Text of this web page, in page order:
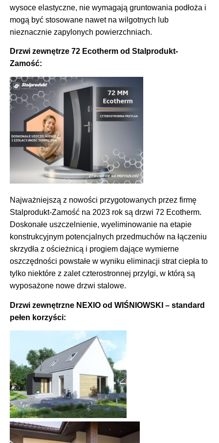
wysoce elastyczne, nie wymagają gruntowania podłoża i
mogą być stosowane nawet na wilgotnych lub
nieznacznie zapylonych powierzchniach.
Drzwi zewnętrze 72 Ecotherm od Stalprodukt-
Zamość:
Najważniejszą z nowości przygotowanych przez firmę
Stalprodukt-Zamość na 2023 rok są drzwi 72 Ecotherm.
Doskonałe uszczelnienie, wyeliminowanie na etapie
konstrukcyjnym potencjalnych przedmuchów na łączeniu
skrzydła z ościeżnicą i progiem dające wymierne
oszczędności powstałe w wyniku eliminacji strat ciepła to
tylko niektóre z zalet czterostronnej przylgi, w którą są
wyposażone nowe drzwi stalowe.
Drzwi zewnętrzne NEXIO od WIŚNIOWSKI – standard
pełen korzyści: